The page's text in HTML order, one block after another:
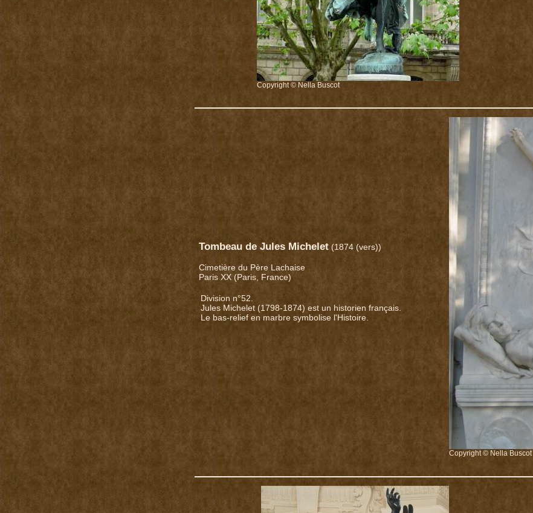
Copyright © Nella Buscot
Tombeau de Jules Michelet (1874 (vers))
Cimetière du Père Lachaise
Paris XX (Paris, France)
Division n°52.
Jules Michelet (1798-1874) est un historien français.
Le bas-relief en marbre symbolise l'Histoire.
Copyright © Nella Buscot